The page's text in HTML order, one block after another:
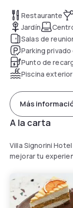
Restaurante
Jardín
Salas de
Parking
Punto de
Piscina exterior
Más
A la carta
Villa Signorini
mejorar tu